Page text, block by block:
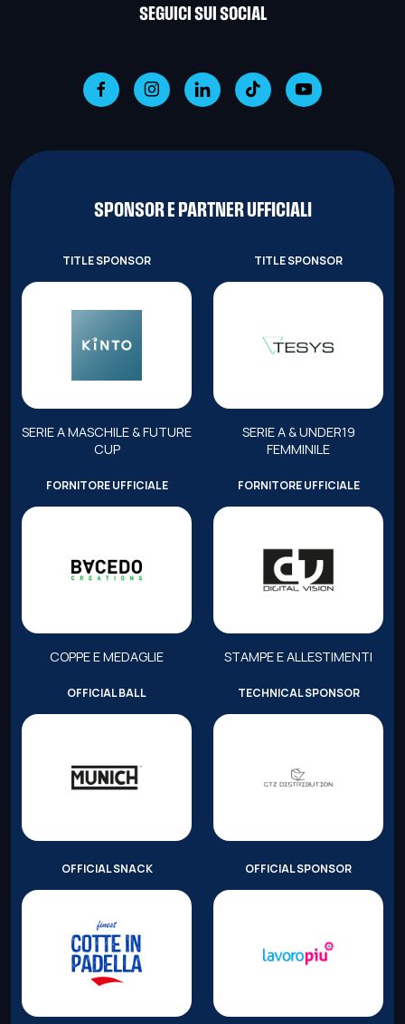
SEGUICI SUI SOCIAL
SPONSOR E PARTNER UFFICIALI
TITLE SPONSOR
SERIE A MASCHILE & FUTURE
CUP
TITLE SPONSOR
SERIE A & UNDER19
FEMMINILE
FORNITORE UFFICIALE
COPPE E MEDAGLIE
FORNITORE UFFICIALE
STAMPE E ALLESTIMENTI
OFFICIAL BALL TECHNICAL SPONSOR
OFFICIAL SNACK OFFICIAL SPONSOR